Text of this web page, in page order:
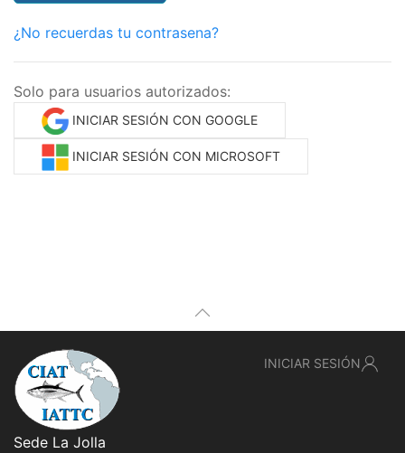
¿No recuerdas tu contrasena?
Solo para usuarios autorizados:
INICIAR SESIÓN CON GOOGLE
INICIAR SESIÓN CON MICROSOFT
Sede La Jolla
INICIAR SESIÓN